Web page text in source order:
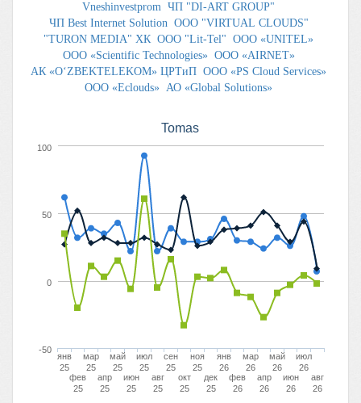
Vneshinvestprom ЧП "DI-ART GROUP"
ЧП Best Internet Solution ООО "VIRTUAL CLOUDS"
"TURON MEDIA" ХК OOO "Lit-Tel"
OOO «UNITEL»
OOO «Scientific Technologies» ООО «AIRNET»
АК «O‘ZBEKTELEKOM» ЦРТиП ООО «PS Cloud Services»
ООО «Eclouds» АО «Global Solutions»
Tomas
янв
25
фев
25
мар
25
апр
25
май
25
июн
25
июл
25
авг
25
сен
25
окт
25
ноя
25
дек
25
янв
26
фев
26
мар
26
апр
26
май
26
июн
26
июл
26
авг
26
-50
0
50
100